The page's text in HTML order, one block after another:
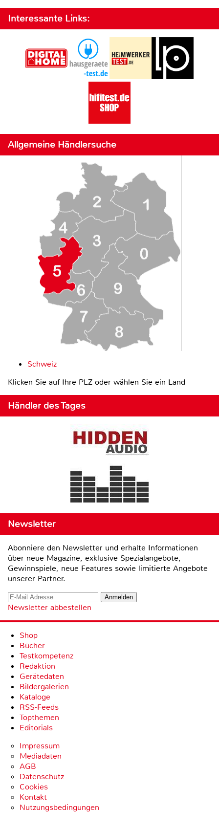
Interessante Links:
Allgemeine Händlersuche
Schweiz
Klicken Sie auf Ihre PLZ oder wählen Sie ein Land
Händler des Tages
Newsletter
Abonniere den Newsletter und erhalte Informationen
über neue Magazine, exklusive Spezialangebote,
Gewinnspiele, neue Features sowie limitierte Angebote
unserer Partner.
Newsletter abbestellen
Shop
Bücher
Testkompetenz
Redaktion
Gerätedaten
Bildergalerien
Kataloge
RSS-Feeds
Topthemen
Editorials
Impressum
Mediadaten
AGB
Datenschutz
Cookies
Kontakt
Nutzungsbedingungen